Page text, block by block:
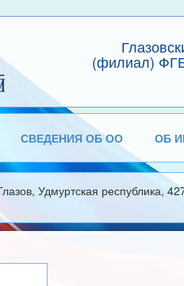
(филиал)
СВЕДЕНИЯ ОБ ОО ОБ
Удмуртская республика,